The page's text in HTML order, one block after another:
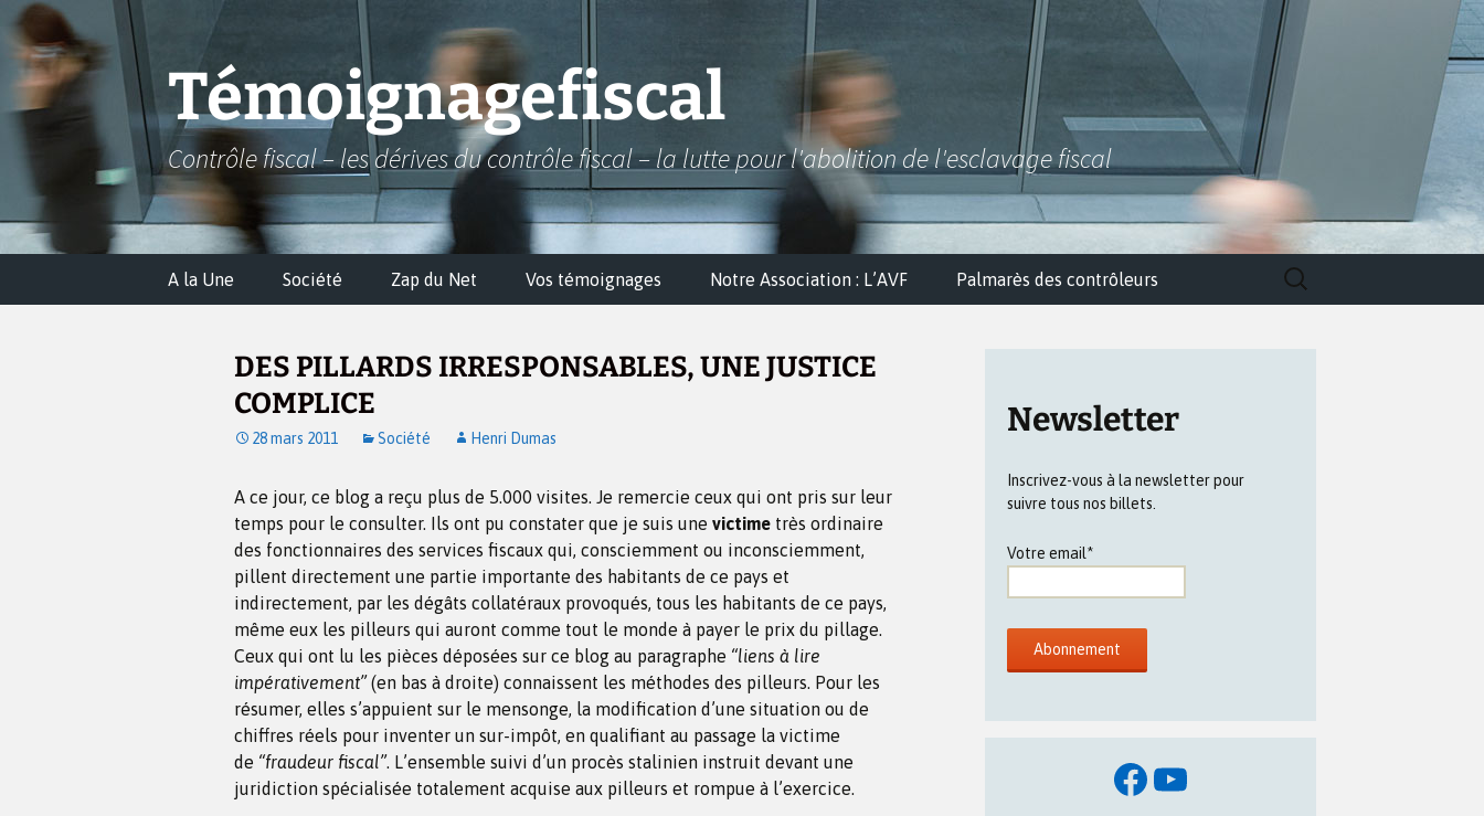
Aller
au
contenu
Témoignagefiscal
Contrôle fiscal – les dérives du contrôle fiscal – la lutte pour l'abolition de l'esclavage fiscal
A la Une Société Zap du Net Vos témoignages Notre Association : L’AVF Palmarès des contrôleurs
Rechercher :
DES PILLARDS IRRESPONSABLES, UNE JUSTICE
COMPLICE
28 mars 2011 Société Henri Dumas
A ce jour, ce blog a reçu plus de 5.000 visites. Je remercie ceux qui ont pris sur leur
temps pour le consulter. Ils ont pu constater que je suis une victime très ordinaire
des fonctionnaires des services fiscaux qui, consciemment ou inconsciemment,
pillent directement une partie importante des habitants de ce pays et
indirectement, par les dégâts collatéraux provoqués, tous les habitants de ce pays,
même eux les pilleurs qui auront comme tout le monde à payer le prix du pillage.
Ceux qui ont lu les pièces déposées sur ce blog au paragraphe “liens à lire
impérativement”(en bas à droite) connaissent les méthodes des pilleurs. Pour les
résumer, elles s’appuient sur le mensonge, la modification d’une situation ou de
chiffres réels pour inventer un sur-impôt, en qualifiant au passage la victime
de “fraudeur fiscal”. L’ensemble suivi d’un procès stalinien instruit devant une
juridiction spécialisée totalement acquise aux pilleurs et rompue à l’exercice.
Newsletter
Inscrivez-vous à la newsletter pour
suivre tous nos billets.
Votre email*
Facebook
YouTube